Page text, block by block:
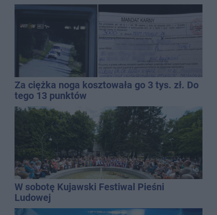
Za ciężka noga kosztowała go 3 tys. zł. Do
tego 13 punktów
W sobotę Kujawski Festiwal Pieśni
Ludowej